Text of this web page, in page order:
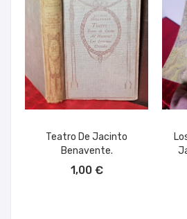
Teatro De Jacinto
Benavente.
1,00 €